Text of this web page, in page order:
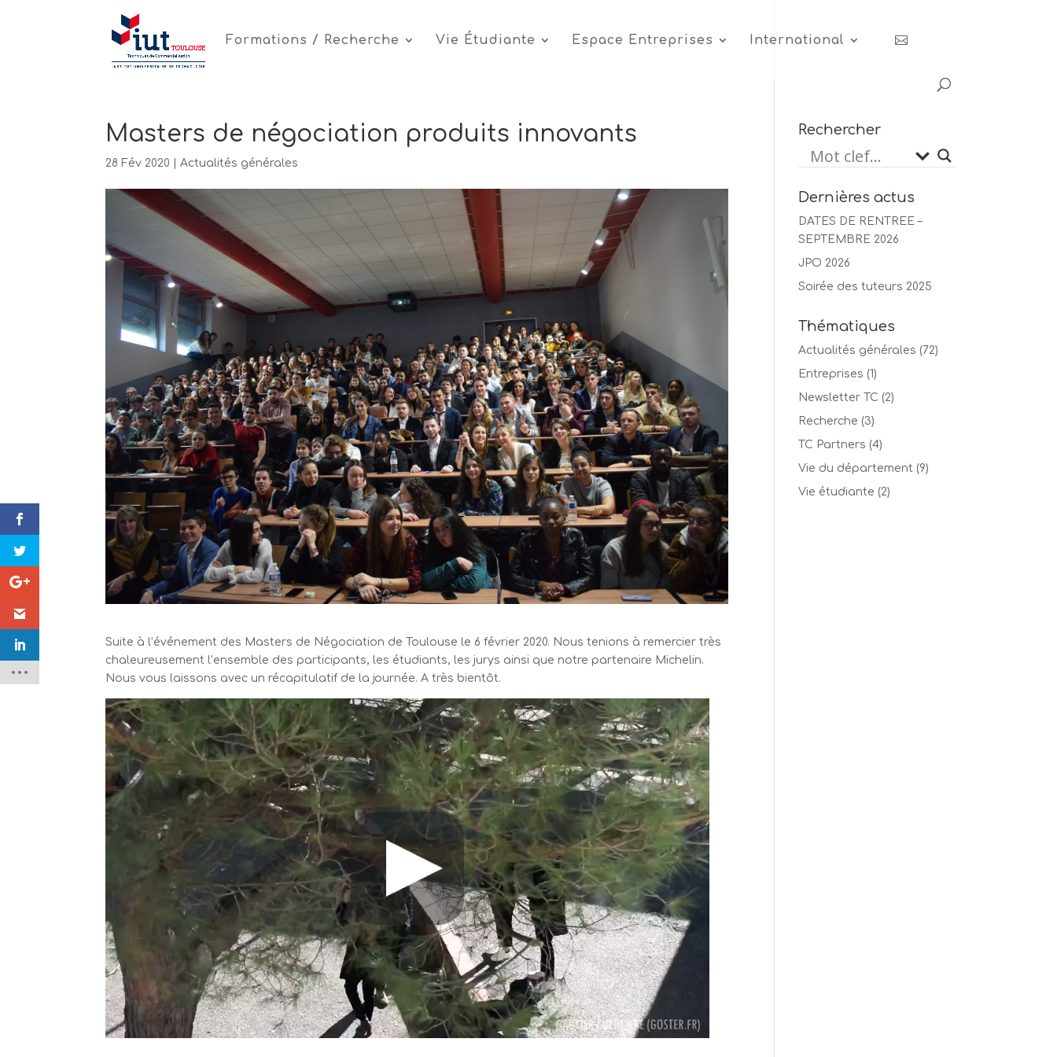
Formations / Recherche Vie Étudiante Espace Entreprises International
Masters de négociation produits innovants
28 Fév 2020 |Actualités générales
Suite à l’événement des Masters de Négociation de Toulouse le 6 février 2020. Nous tenions à remercier très
chaleureusement l’ensemble des participants, les étudiants, les jurys ainsi que notre partenaire Michelin.
Nous vous laissons avec un récapitulatif de la journée. A très bientôt.
Rechercher
Dernières actus
DATES DE RENTREE –
SEPTEMBRE 2026
JPO 2026
Soirée des tuteurs 2025
Thématiques
Actualités générales (72)
Entreprises (1)
Newsletter TC (2)
Recherche (3)
TC Partners (4)
Vie du département (9)
Vie étudiante (2)